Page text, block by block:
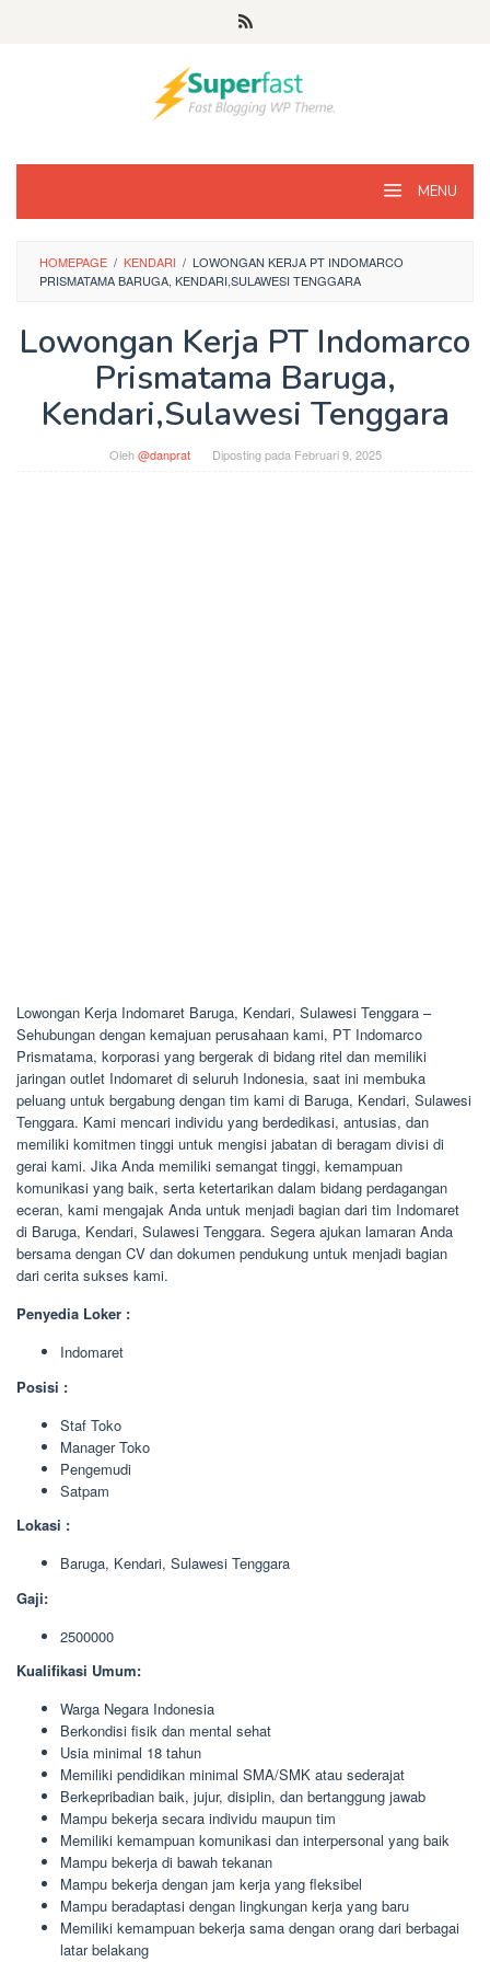
MENU
HOMEPAGE / KENDARI / LOWONGAN KERJA PT INDOMARCO
PRISMATAMA BARUGA, KENDARI,SULAWESI TENGGARA
Lowongan Kerja PT Indomarco
Prismatama Baruga,
Kendari,Sulawesi Tenggara
Oleh@danprat Diposting pada Februari 9, 2025
Lowongan Kerja Indomaret Baruga, Kendari, Sulawesi Tenggara –
Sehubungan dengan kemajuan perusahaan kami, PT Indomarco
Prismatama, korporasi yang bergerak di bidang ritel dan memiliki
jaringan outlet Indomaret di seluruh Indonesia, saat ini membuka
peluang untuk bergabung dengan tim kami di Baruga, Kendari, Sulawesi
Tenggara. Kami mencari individu yang berdedikasi, antusias, dan
memiliki komitmen tinggi untuk mengisi jabatan di beragam divisi di
gerai kami. Jika Anda memiliki semangat tinggi, kemampuan
komunikasi yang baik, serta ketertarikan dalam bidang perdagangan
eceran, kami mengajak Anda untuk menjadi bagian dari tim Indomaret
di Baruga, Kendari, Sulawesi Tenggara. Segera ajukan lamaran Anda
bersama dengan CV dan dokumen pendukung untuk menjadi bagian
dari cerita sukses kami.
Penyedia Loker :
Indomaret
Posisi :
Staf Toko
Manager Toko
Pengemudi
Satpam
Lokasi :
Baruga, Kendari, Sulawesi Tenggara
Gaji:
2500000
Kualifikasi Umum:
Warga Negara Indonesia
Berkondisi fisik dan mental sehat
Usia minimal 18 tahun
Memiliki pendidikan minimal SMA/SMK atau sederajat
Berkepribadian baik, jujur, disiplin, dan bertanggung jawab
Mampu bekerja secara individu maupun tim
Memiliki kemampuan komunikasi dan interpersonal yang baik
Mampu bekerja di bawah tekanan
Mampu bekerja dengan jam kerja yang fleksibel
Mampu beradaptasi dengan lingkungan kerja yang baru
Memiliki kemampuan bekerja sama dengan orang dari berbagai
latar belakang